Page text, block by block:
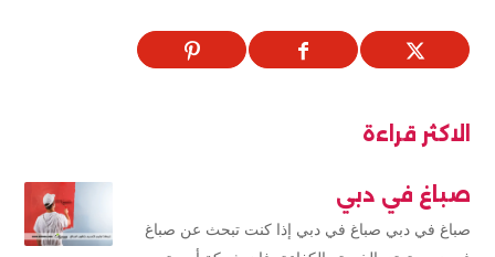
الاكثر قراءة
صباغ في دبي
صباغ في دبي صباغ في دبي إذا كنت تبحث عن صباغ